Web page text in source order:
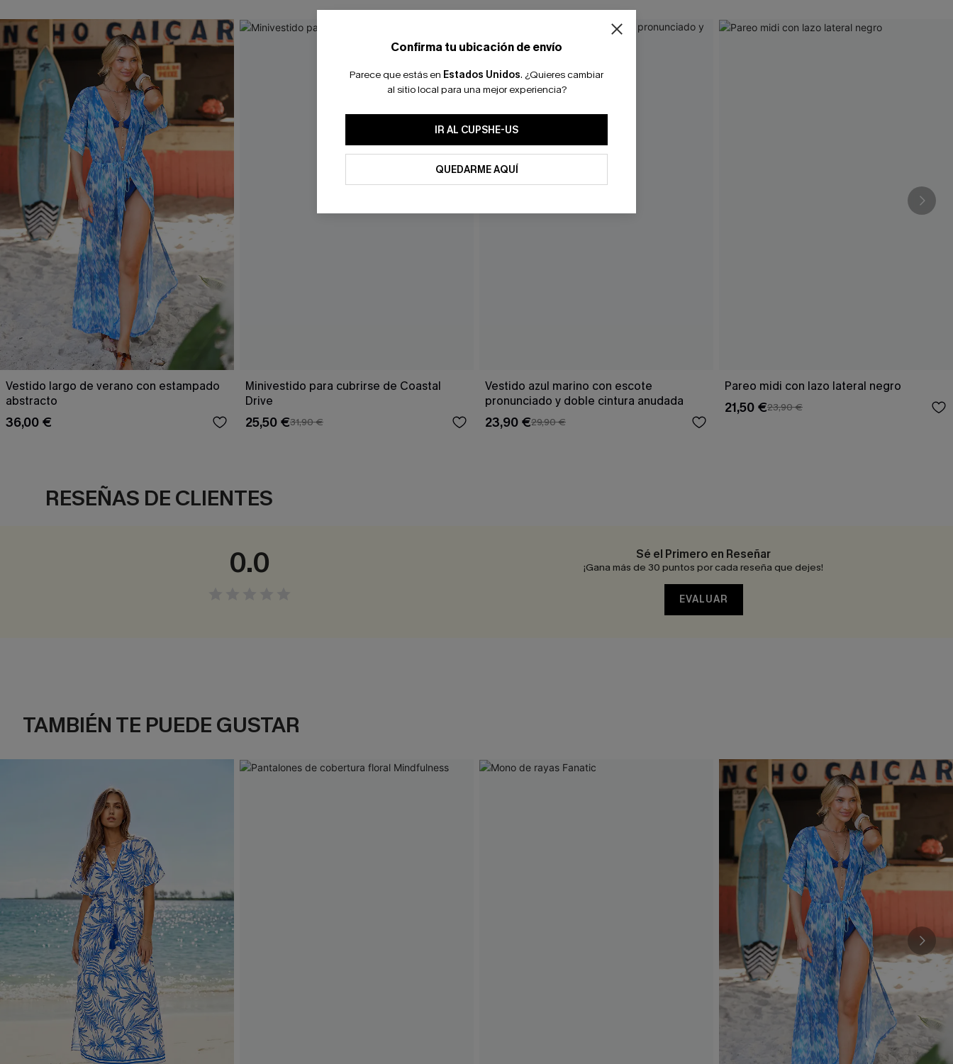
Vestido largo de verano con estampado
abstracto
36,00 €
Minivestido para cubrirse de Coastal
Drive
25,50 €31,90 €
Vestido azul marino con escote
pronunciado y doble cintura anudada
23,90 €29,90 €
Pareo midi con lazo lateral negro
21,50 €23,90 €
RESEÑAS DE CLIENTES
0.0 Sé el Primero en Reseñar
¡Gana más de 30 puntos por cada reseña que dejes!
EVALUAR
TAMBIÉN TE PUEDE GUSTAR
Confirma tu ubicación de envío
Parece que estás en Estados Unidos. ¿Quieres cambiar
al sitio local para una mejor experiencia?
IR AL CUPSHE-US
QUEDARME AQUÍ